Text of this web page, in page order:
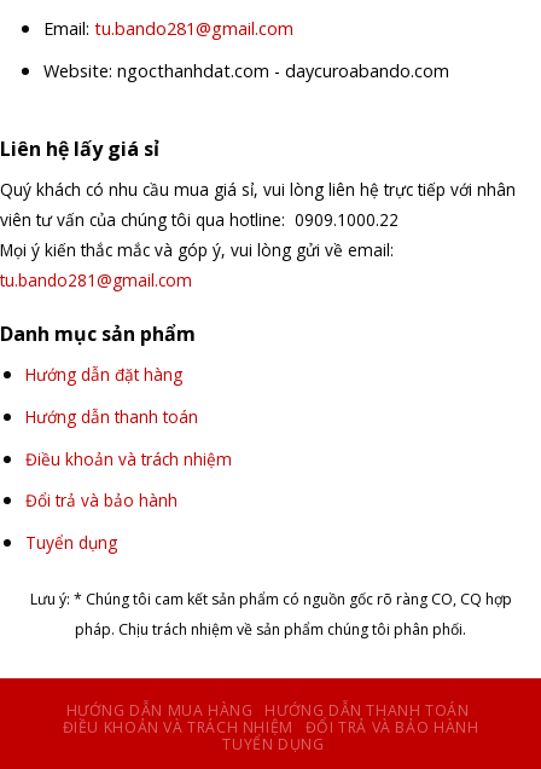
Email: tu.bando281@gmail.com
Website: ngocthanhdat.com - daycuroabando.com
Liên hệ lấy giá sỉ
Quý khách có nhu cầu mua giá sỉ, vui lòng liên hệ trực tiếp với nhân
viên tư vấn của chúng tôi qua hotline: 0909.1000.22
Mọi ý kiến thắc mắc và góp ý, vui lòng gửi về email:
tu.bando281@gmail.com
Danh mục sản phẩm
Hướng dẫn đặt hàng
Hướng dẫn thanh toán
Điều khoản và trách nhiệm
Đổi trả và bảo hành
Tuyển dụng
Lưu ý: * Chúng tôi cam kết sản phẩm có nguồn gốc rõ ràng CO, CQ hợp
pháp. Chịu trách nhiệm về sản phẩm chúng tôi phân phối.
HƯỚNG DẪN MUA HÀNG
HƯỚNG DẪN THANH TOÁN
ĐIỀU KHOẢN VÀ TRÁCH NHIỆM
ĐỔI TRẢ VÀ BẢO HÀNH
TUYỂN DỤNG